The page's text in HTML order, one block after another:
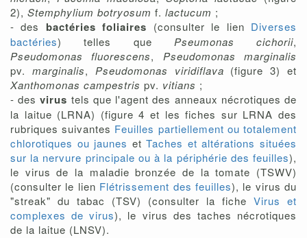
2), Stemphylium botryosum f. lactucum ;
- des bactéries foliaires (consulter le lien Diverses
bactéries) telles que Pseumonas cichorii,
Pseudomonas fluorescens, Pseudomonas marginalis
pv. marginalis, Pseudomonas viridiflava (figure 3) et
Xanthomonas campestris pv. vitians ;
- desvirus tels que l'agent des anneaux nécrotiques de
la laitue (LRNA) (figure 4 et les fiches sur LRNA des
rubriques suivantes Feuilles partiellement ou totalement
chlorotiques ou jaunes etTaches et altérations situées
sur la nervure principale ou à la périphérie des feuilles),
le virus de la maladie bronzée de la tomate (TSWV)
(consulter le lien Flétrissement des feuilles), le virus du
"streak" du tabac (TSV) (consulter la fiche Virus et
complexes de virus), le virus des taches nécrotiques
de la laitue (LNSV).